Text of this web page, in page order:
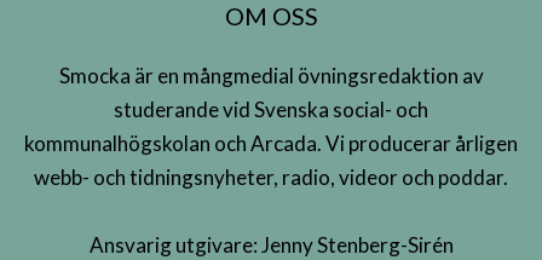
OM OSS
Smocka är en mångmedial övningsredaktion av
studerande vid Svenska social- och
kommunalhögskolan och Arcada. Vi producerar årligen
webb- och tidningsnyheter, radio, videor och poddar.
Ansvarig utgivare: Jenny Stenberg-Sirén